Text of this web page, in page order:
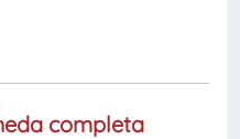
completa